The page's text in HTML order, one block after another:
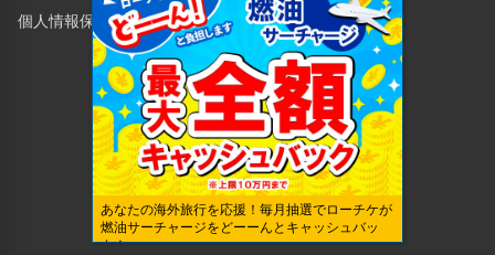
個人情報保護方針
Copyright © 1998 Lawson Entertainment, Inc.
あなたの海外旅行を応援！毎月抽選でローチケが
燃油サーチャージをどーーんとキャッシュバッ
ク！